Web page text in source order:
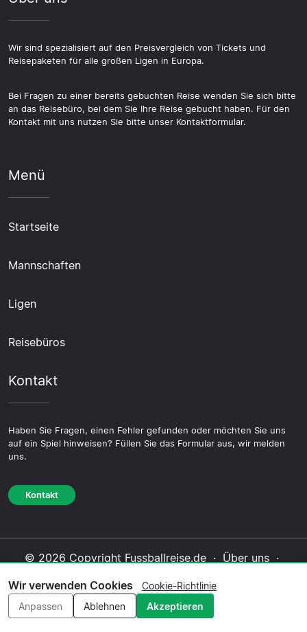
Wir sind spezialisiert auf den Preisvergleich von Tickets und
Reisepaketen für alle großen Ligen in Europa.
Bei Fragen zu einer bereits gebuchten Reise wenden Sie sich bitte
an das Reisebüro, bei dem Sie Ihre Reise gebucht haben. Für den
Kontakt mit uns nutzen Sie bitte unser Kontaktformular.
Menü
Startseite
Mannschaften
Ligen
Reisebüros
Kontakt
Haben Sie Fragen, einen Fehler gefunden oder möchten Sie uns
auf ein Spiel hinweisen? Füllen Sie das Formular aus, wir melden
uns.
Kontakt
© 2026 Copyright Fussballreise.de · Über uns ·
Cookie-Richtlinie·Redaktionelle Richtlinie
Wir verwenden Cookies
Cookie-Richtlinie
Anpassen
Ablehnen Akzeptieren